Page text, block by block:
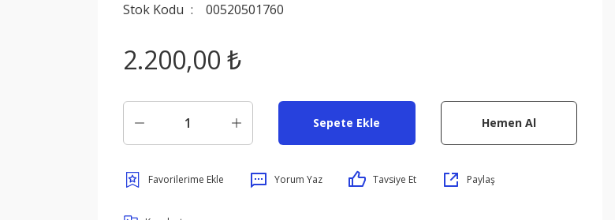
Stok Kodu
00520501760
2.200,00 ₺
Sepete Ekle Hemen Al
Yorum Yaz Tavsiye Et Paylaş